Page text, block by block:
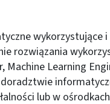
wykorzystujące
rozwiązania
Machine Learning
lub w